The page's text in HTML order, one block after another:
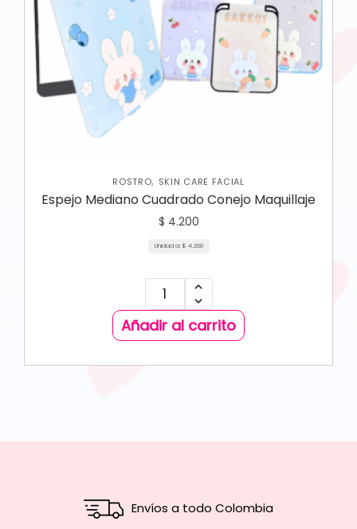
ROSTRO, SKIN CARE FACIAL
Espejo Mediano Cuadrado Conejo Maquillaje
$ 4.200
Unidad a: $ 4.200
Añadir al carrito
Envíos a todo Colombia